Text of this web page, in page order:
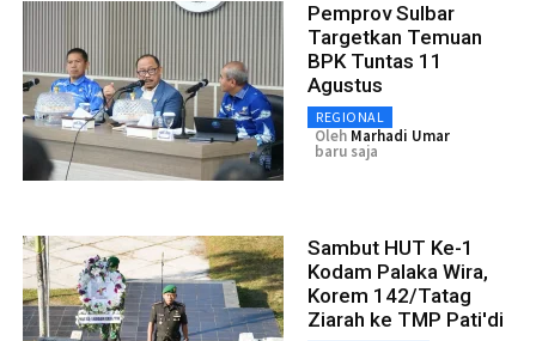
Pemprov Sulbar
Targetkan Temuan
BPK Tuntas 11
Agustus
REGIONAL
Oleh Marhadi Umar
baru saja
Sambut HUT Ke-1
Kodam Palaka Wira,
Korem 142/Tatag
Ziarah ke TMP Pati'di